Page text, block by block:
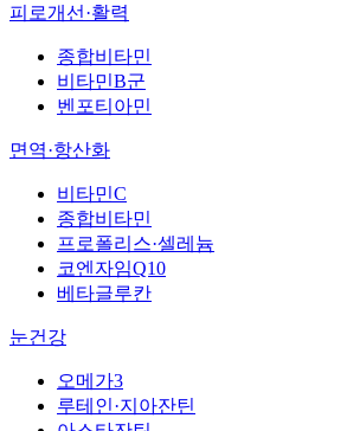
피로개선·활력
종합비타민
비타민B군
벤포티아민
면역·항산화
비타민C
종합비타민
프로폴리스·셀레늄
코엔자임Q10
베타글루칸
눈건강
오메가3
루테인·지아잔틴